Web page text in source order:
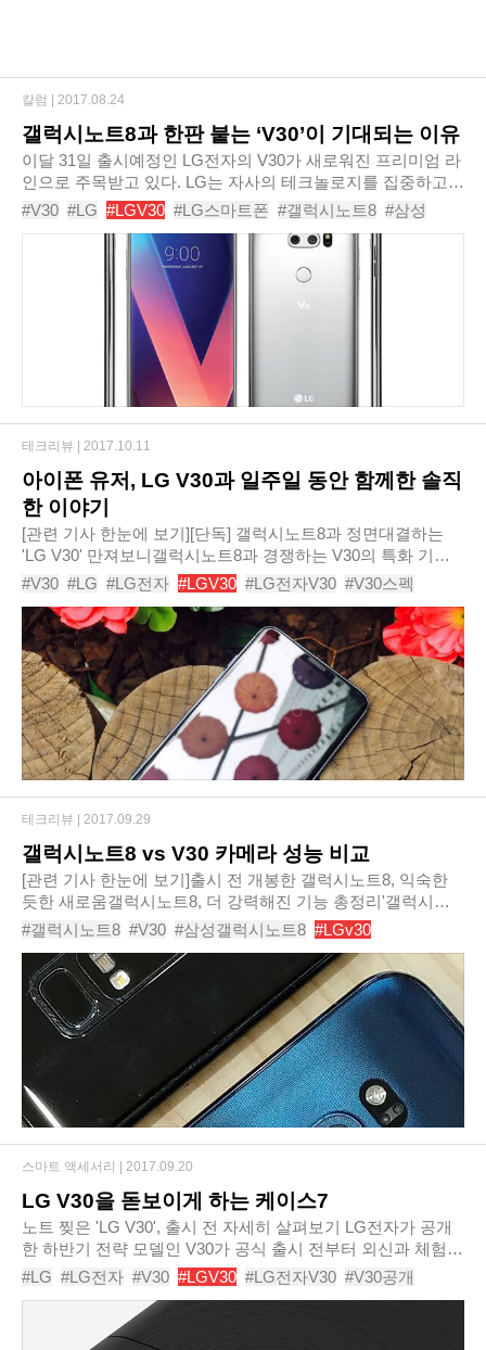
갤럭시노트8과 한판 붙는 ‘V30’이 기대되는 이유
이달 31일 출시예정인 LG전자의 V30가 새로워진 프리미엄 라
인으로 주목받고 있다. LG는 자사의 테크놀로지를 집중하고
대담한 디자인을 선택하는 등 V시리즈의 멀티미디어 기능을
V30에 업그레이드 시켰다. 전작인 V20에 있었..
#V30 #LG #LGV30 #LG스마트폰 #갤럭시노트8 #삼성
#스마트폰 #LG전자 #V20 #LGV20
칼럼 | 2017.08.24
아이폰 유저, LG V30과 일주일 동안 함께한 솔직
한 이야기
[관련 기사 한눈에 보기][단독] 갤럭시노트8과 정면대결하는
'LG V30' 만져보니갤럭시노트8과 경쟁하는 V30의 특화 기능
은?LG V30의 통신사별 구매 혜택, 어디가 좋을까?->아이폰 유
저, V30와 일주일 동안 함께한 솔직 후기..
#V30 #LG #LG전자 #LGV30 #LG전자V30 #V30스펙
#V30후기 #V30리뷰 #V30카메라 #V30구글어시스턴트
테크리뷰 | 2017.10.11
갤럭시노트8 vs V30 카메라 성능 비교
[관련 기사 한눈에 보기]출시 전 개봉한 갤럭시노트8, 익숙한
듯한 새로움갤럭시노트8, 더 강력해진 기능 총정리'갤럭시노
트8' 통신사별 구매 혜택, 어디가 좋을까?[단독] 갤럭시노트8과
정면대결하는 'LG V30' 만져보니갤럭시..
#갤럭시노트8 #V30 #삼성갤럭시노트8 #LGv30
#갤럭시노트8카메라 #v30카메라 #갤노트8
#카메라성능비교 #노트8카메라 #아이폰x
테크리뷰 | 2017.09.29
LG V30을 돋보이게 하는 케이스7
노트 찢은 'LG V30', 출시 전 자세히 살펴보기 LG전자가 공개
한 하반기 전략 모델인 V30가 공식 출시 전부터 외신과 체험단
사이에서 좋은 평가를 받고 있다. V30를 통해 LG가 국내를 비
롯해 글로벌 스마트폰 시장에서 영향..
#LG #LG전자 #V30 #LGV30 #LG전자V30 #V30공개
#V30출시 #V30케이스 #스마트폰케이스
#스마트폰케이스추천
스마트 액세서리 | 2017.09.20